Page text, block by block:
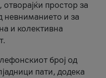
отворајќи простор за
невниманието и за
и колективна
број од
пати, додека